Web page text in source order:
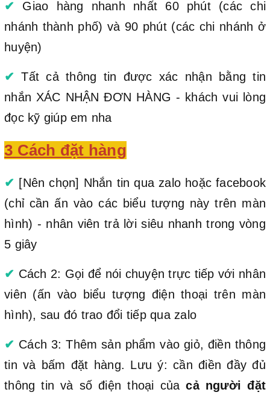
✔ Giao hàng nhanh nhất 60 phút (các chi
nhánh thành phố) và 90 phút (các chi nhánh ở
huyện)
✔ Tất cả thông tin được xác nhận bằng tin
nhắn XÁC NHẬN ĐƠN HÀNG - khách vui lòng
đọc kỹ giúp em nha
3 Cách đặt hàng
✔ [Nên chọn] Nhắn tin qua zalo hoặc facebook
(chỉ cần ấn vào các biểu tượng này trên màn
hình) - nhân viên trả lời siêu nhanh trong vòng
5 giây
✔ Cách 2: Gọi để nói chuyện trực tiếp với nhân
viên (ấn vào biểu tượng điện thoại trên màn
hình), sau đó trao đổi tiếp qua zalo
✔ Cách 3: Thêm sản phẩm vào giỏ, điền thông
tin và bấm đặt hàng. Lưu ý: cần điền đầy đủ
thông tin và số điện thoại củacả người đặt